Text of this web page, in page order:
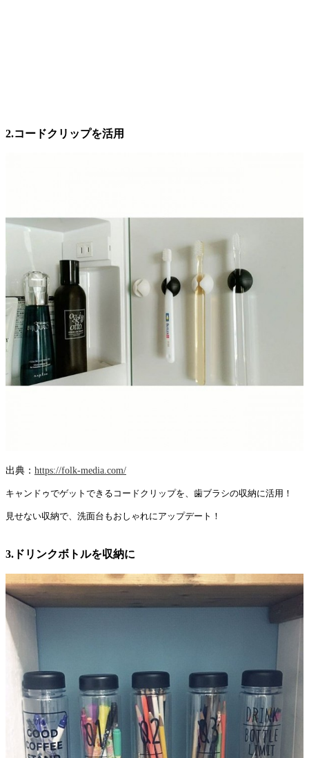
2.コードクリップを活用
出典： https://folk-media.com/
キャンドゥでゲットできるコードクリップを、歯ブラシの収納に活用！
見せない収納で、洗面台もおしゃれにアップデート！
3.ドリンクボトルを収納に